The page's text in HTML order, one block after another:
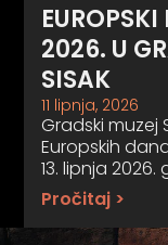
2026. U
SISAK
11 lipnja, 2026
Gradski muzej
Europskih
13. lipnja 2026.
Pročitaj >